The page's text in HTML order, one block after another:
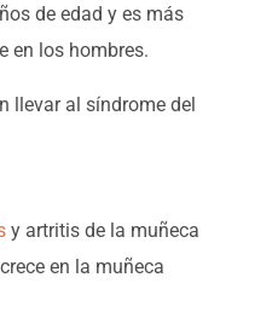
de edad y es más
en los hombres.
llevar al síndrome del
y artritis de la muñeca
en la muñeca